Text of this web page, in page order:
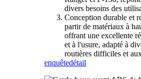
divers besoins des
Conception durable et
partir de matériaux à
offrant une excellente
et à l'usure, adapté à
routières difficiles et
enquêtedétail